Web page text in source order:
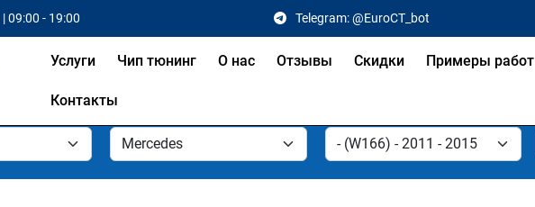
09:00 - 19:00 Telegram: @EuroCT_bot
Услуги Чип тюнинг О нас Отзывы Скидки Примеры работ
Контакты